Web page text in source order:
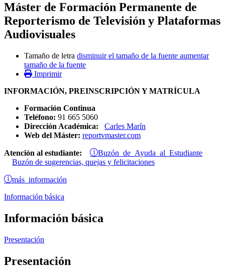
Máster de Formación Permanente de
Reporterismo de Televisión y Plataformas
Audiovisuales
Tamaño de letra disminuir el tamaño de la fuente aumentar
tamaño de la fuente
Imprimir
INFORMACIÓN, PREINSCRIPCIÓN Y MATRÍCULA
Formación Continua
Teléfono: 91 665 5060
Dirección Académica:
Carles Marín
Web del Máster: reportvmaster.com
Atención al estudiante: Buzón de Ayuda al Estudiante
Buzón de sugerencias, quejas y felicitaciones
más información
Información básica
Información básica
Presentación
Presentación